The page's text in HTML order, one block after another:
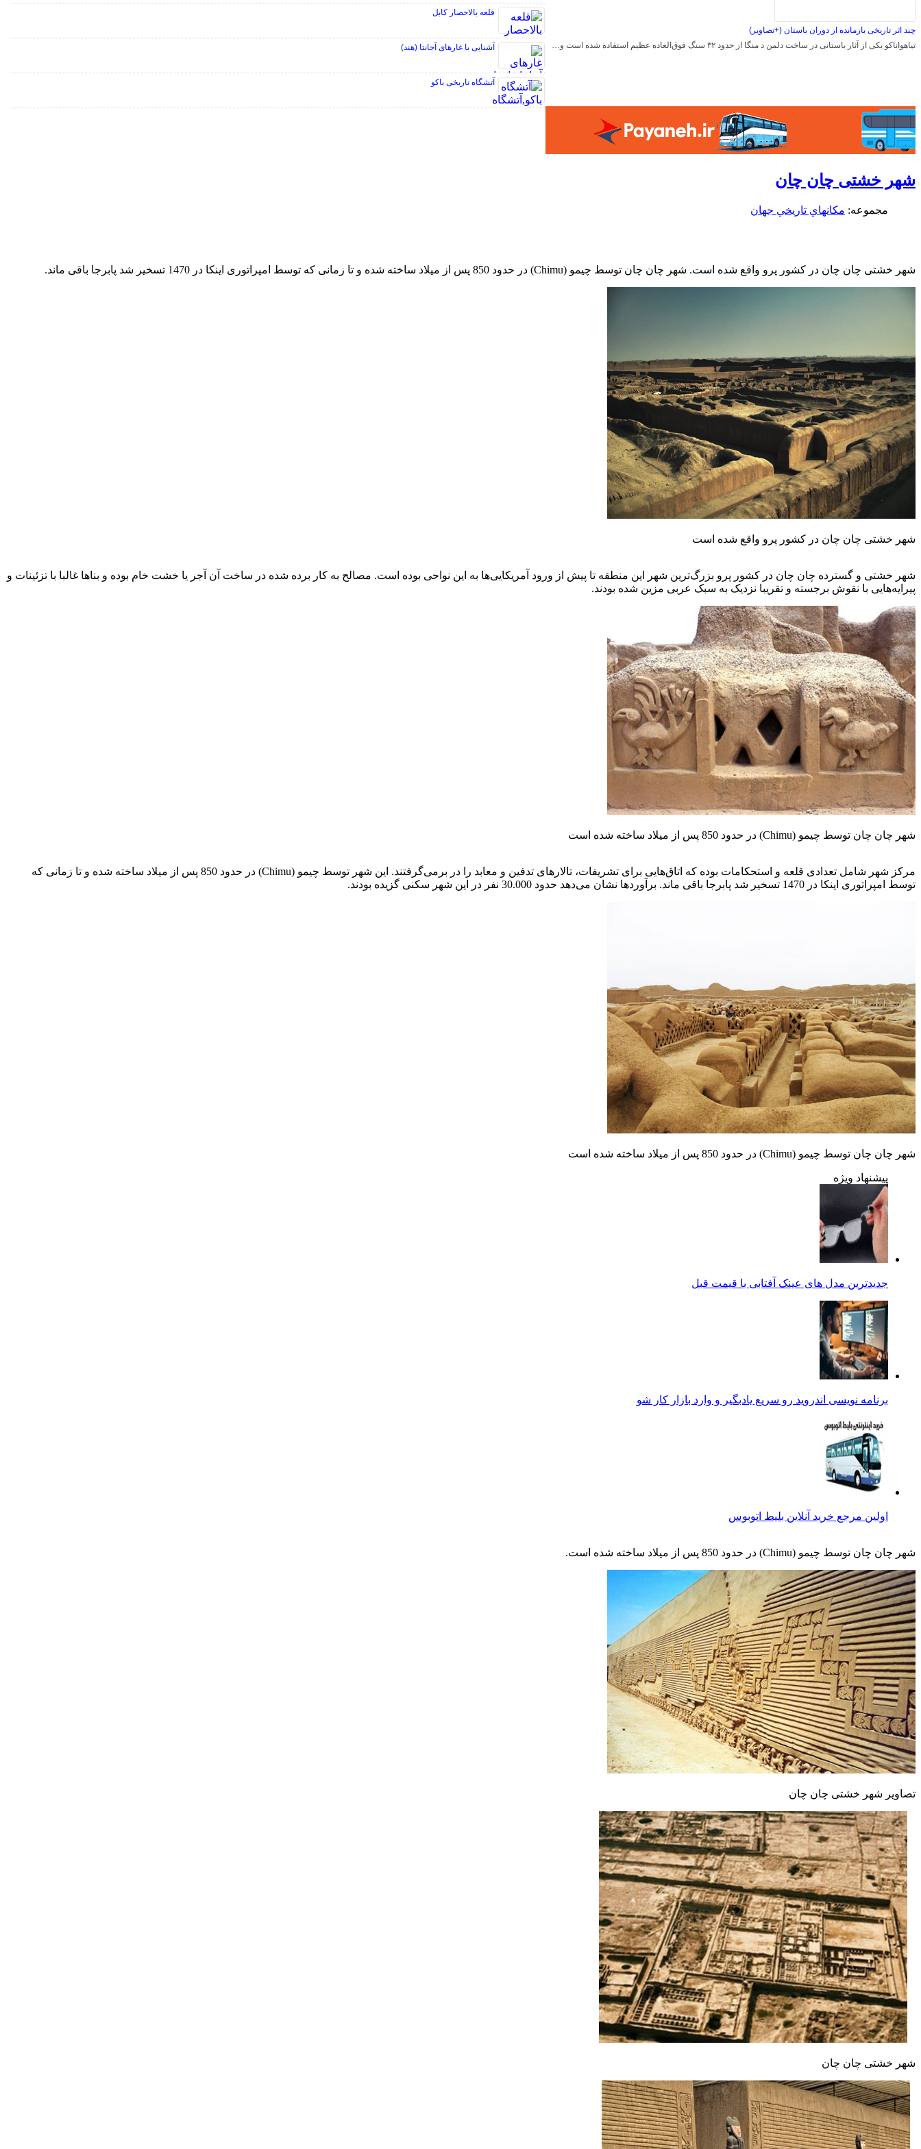
چند اثر تاریخی بازمانده از دوران باستان (+تصاویر)
تیاهواناکو یکی از آثار باستانی در ساخت دلمن د منگا از حدود ۳۲ سنگ فوق‌العاده عظیم استفاده شده است و…
قلعه بالاحصار کابل
آشنایی با غارهای آجانتا (هند)
آتشگاه تاریخی باکو
شهر خشتی چان چان
مجموعه: مكانهاي تاريخي جهان
شهر خشتی چان چان در کشور پرو واقع شده است. شهر چان چان توسط چیمو (Chimu) در حدود 850 پس از میلاد ساخته شده و تا زمانی که توسط امپراتوری اینکا در 1470 تسخیر شد پابرجا باقی ماند.
شهر خشتی چان چان در کشور پرو واقع شده است
شهر خشتی و گسترده چان چان در کشور پرو بزرگ‌ترین شهر این منطقه تا پیش از ورود آمریکایی‌ها به این نواحی بوده است. مصالح به کار برده شده در ساخت آن آجر یا خشت خام بوده و بناها غالبا با تزئینات و
پیرایه‌هایی با نقوش برجسته و تقریبا نزدیک به سبک عربی مزین شده بودند.
شهر چان چان توسط چیمو (Chimu) در حدود 850 پس از میلاد ساخته شده است
مرکز شهر شامل تعدادی قلعه و استحکامات بوده که اتاق‌هایی برای تشریفات، تالارهای تدفین و معابد را در برمی‌گرفتند. این شهر توسط چیمو (Chimu) در حدود 850 پس از میلاد ساخته شده و تا زمانی که
توسط امپراتوری اینکا در 1470 تسخیر شد پابرجا باقی ماند. برآوردها نشان می‌دهد حدود 30.000 نفر در این شهر سکنی گزیده بودند.
شهر چان چان توسط چیمو (Chimu) در حدود 850 پس از میلاد ساخته شده است
پیشنهاد ویژه
جدیدترین مدل های عینک آفتابی با قیمت قبل
برنامه نویسی اندروید رو سریع یادبگیر و وارد بازار کار شو
اولین مرجع خرید آنلاین بلیط اتوبوس
شهر چان چان توسط چیمو (Chimu) در حدود 850 پس از میلاد ساخته شده است.
تصاویر شهر خشتی چان چان
شهر خشتی چان چان